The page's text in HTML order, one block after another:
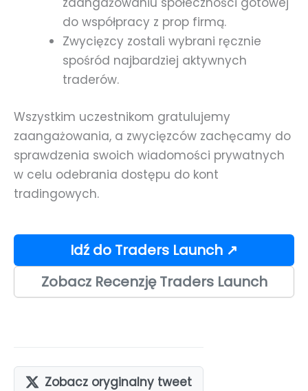
do współpracy z prop firmą.
Zwycięzcy zostali wybrani ręcznie
spośród najbardziej aktywnych
traderów.
Wszystkim uczestnikom gratulujemy
zaangażowania, a zwycięzców zachęcamy do
sprawdzenia swoich wiadomości prywatnych
w celu odebrania dostępu do kont
tradingowych.
Idź do Traders Launch ↗
Zobacz Recenzję Traders Launch
Zobacz oryginalny tweet